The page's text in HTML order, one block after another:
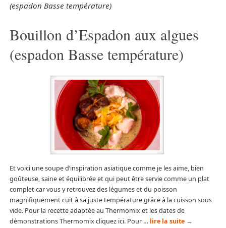
(espadon Basse température)
Bouillon d’Espadon aux algues
(espadon Basse température)
Et voici une soupe d’inspiration asiatique comme je les aime, bien
goûteuse, saine et équilibrée et qui peut être servie comme un plat
complet car vous y retrouvez des légumes et du poisson
magnifiquement cuit à sa juste température grâce à la cuisson sous
vide. Pour la recette adaptée au Thermomix et les dates de
démonstrations Thermomix cliquez ici. Pour … lire la suite →